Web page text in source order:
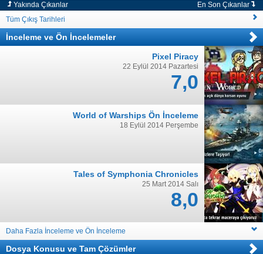
Yakında Çıkanlar
En Son Çıkanlar
Tüm Çıkış Tarihleri
İnceleme ve Ön İncelemeler
Pixel Piracy
22 Eylül 2014 Pazartesi
7,0
World of Warships Ön İnceleme
18 Eylül 2014 Perşembe
Tales of Symphonia Chronicles
25 Mart 2014 Salı
8,0
Daha Fazla İnceleme ve Ön İnceleme
Dosya Konusu ve Tam Çözümler